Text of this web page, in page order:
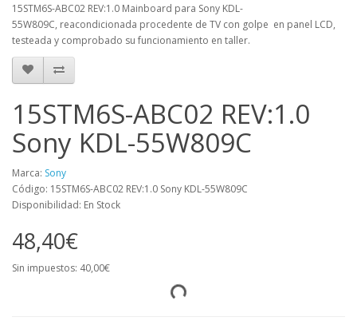
15STM6S-ABC02 REV:1.0 Mainboard para Sony KDL-
55W809C, reacondicionada procedente de TV con golpe en panel LCD,
testeada y comprobado su funcionamiento en taller.
15STM6S-ABC02 REV:1.0
Sony KDL-55W809C
Marca: Sony
Código: 15STM6S-ABC02 REV:1.0 Sony KDL-55W809C
Disponibilidad: En Stock
48,40€
Sin impuestos: 40,00€